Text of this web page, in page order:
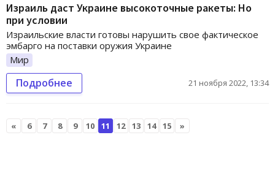
Израиль даст Украине высокоточные ракеты: Но
при условии
Израильские власти готовы нарушить свое фактическое
эмбарго на поставки оружия Украине
Мир
Подробнее 21 ноября 2022, 13:34
« 6 7 8 9 10 11 12 13 14 15 »